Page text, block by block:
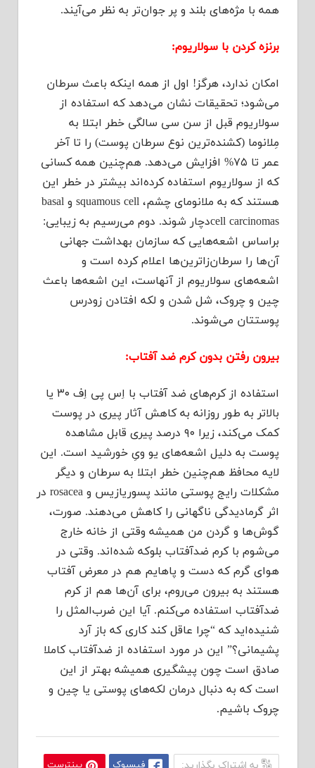
همه با مژه‌های بلند و پر جوان‌تر به نظر می‌آیند.
برنزه کردن با سولاریوم:
امکان ندارد، هرگز! اول از همه اینکه باعث سرطان
می‌شود؛ تحقیقات نشان می‌دهد که استفاده از
سولاریوم قبل از سن سی سالگی خطر ابتلا به
مِلانوما (کشنده‌ترین نوع سرطان پوست) را تا آخر
عمر تا ۷۵% افزایش می‌دهد. هم‌چنین همه کسانی
که از سولاریوم استفاده کرده‌اند بیشتر در خطر این
هستند که به ملانومای چشم، squamous cell و basal
cell carcinomasدچار شوند. دوم می‌رسیم به زیبایی:
براساس اشعه‌هایی که سازمان بهداشت جهانی
آن‌ها را سرطان‌زاترین‌ها اعلام کرده است و
اشعه‌های سولاریوم‌ از آنهاست، این اشعه‌ها باعث
چین و چروک، شل شدن و لکه افتادن زودرس
پوستتان می‌شوند.
بیرون رفتن بدون کرم ضد آفتاب:
استفاده از کرم‌های ضد آفتاب با اِس پی اِف ۳۰ یا
بالاتر به طور روزانه به کاهش آثار پیری در پوست
کمک می‌کند، زیرا ۹۰ درصد پیری قابل مشاهده
پوست به دلیل اشعه‌های یو ویِ خورشید است. این
لایه محافظ هم‌چنین خطر ابتلا به سرطان و دیگر
مشکلات رایج پوستی مانند پسوریازیس و rosacea در
اثر گرمادیدگی ناگهانی را کاهش می‌دهند. صورت،
گوش‌ها و گردن من همیشه وقتی از خانه خارج
می‌شوم با کرم ضدآفتاب بلوکه شده‌اند. وقتی در
هوای گرم که دست و پاهایم هم در معرض آفتاب
هستند به بیرون می‌روم، برای آن‌ها هم از کرم
ضدآفتاب استفاده می‌کنم. آیا این ضرب‌المثل را
شنیده‌اید که “چرا عاقل کند کاری که باز آرد
پشیمانی؟” این در مورد استفاده از ضدآفتاب کاملا
صادق است چون پیشگیری همیشه بهتر از این
است که به دنبال درمان لکه‌های پوستی یا چین و
چروک باشیم.
فیسبوک پینترست